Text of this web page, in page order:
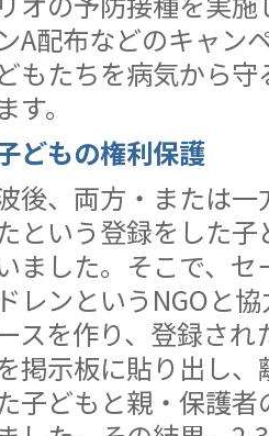
A配布などのキャン
もたちを病気から守
す。
どもの権利保護
後、両方・または一
という登録をした
ました。そこで、セ
レンというNGOと
スを作り、登録され
掲示板に貼り出し、
子どもと親・保護